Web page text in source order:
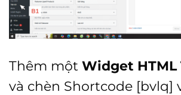
Thêm một Widget HTML
và chèn Shortcode [bvlq]